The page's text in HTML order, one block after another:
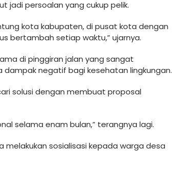
jadi persoalan yang cukup pelik.
kota kabupaten, di pusat kota dengan
bertambah setiap waktu,” ujarnya.
di pinggiran jalan yang sangat
negatif bagi kesehatan lingkungan.
solusi dengan membuat proposal
selama enam bulan,” terangnya lagi.
sosialisasi kepada warga desa